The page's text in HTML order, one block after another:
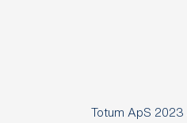
Totum ApS